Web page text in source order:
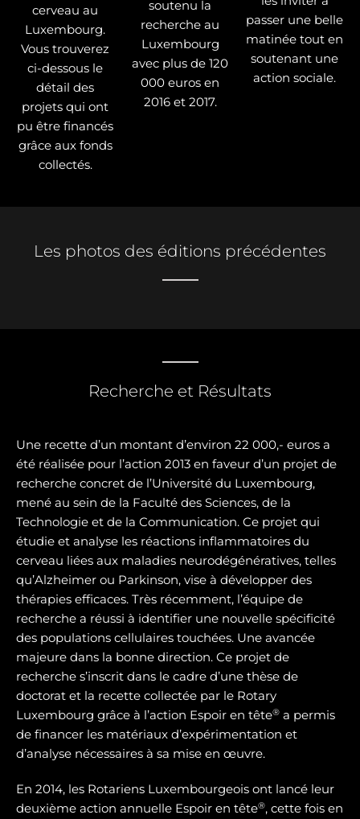
cerveau au
Luxembourg.
Vous trouverez
ci-dessous le
détail des
projets qui ont
pu être financés
grâce aux fonds
collectés.
soutenu la
recherche au
Luxembourg
avec plus de 120
000 euros en
2016 et 2017.
passer une belle
matinée tout en
soutenant une
action sociale.
Les photos des éditions précédentes
Recherche et Résultats
Une recette d’un montant d’environ 22 000,- euros a
été réalisée pour l’action 2013 en faveur d’un projet de
recherche concret de l’Université du Luxembourg,
mené au sein de la Faculté des Sciences, de la
Technologie et de la Communication. Ce projet qui
étudie et analyse les réactions inflammatoires du
cerveau liées aux maladies neurodégénératives, telles
qu’Alzheimer ou Parkinson, vise à développer des
thérapies efficaces. Très récemment, l’équipe de
recherche a réussi à identifier une nouvelle spécificité
des populations cellulaires touchées. Une avancée
majeure dans la bonne direction. Ce projet de
recherche s’inscrit dans le cadre d’une thèse de
doctorat et la recette collectée par le Rotary
Luxembourg grâce à l’action Espoir en tête® a permis
de financer les matériaux d’expérimentation et
d’analyse nécessaires à sa mise en œuvre.
En 2014, les Rotariens Luxembourgeois ont lancé leur
deuxième action annuelle Espoir en tête®, cette fois en